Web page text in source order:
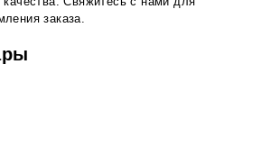
заказа.